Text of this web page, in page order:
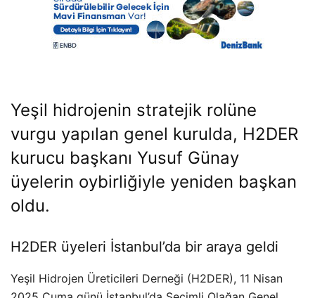
Yeşil hidrojenin stratejik rolüne
vurgu yapılan genel kurulda, H2DER
kurucu başkanı Yusuf Günay
üyelerin oybirliğiyle yeniden başkan
oldu.
H2DER üyeleri İstanbul’da bir araya geldi
Yeşil Hidrojen Üreticileri Derneği (H2DER), 11 Nisan